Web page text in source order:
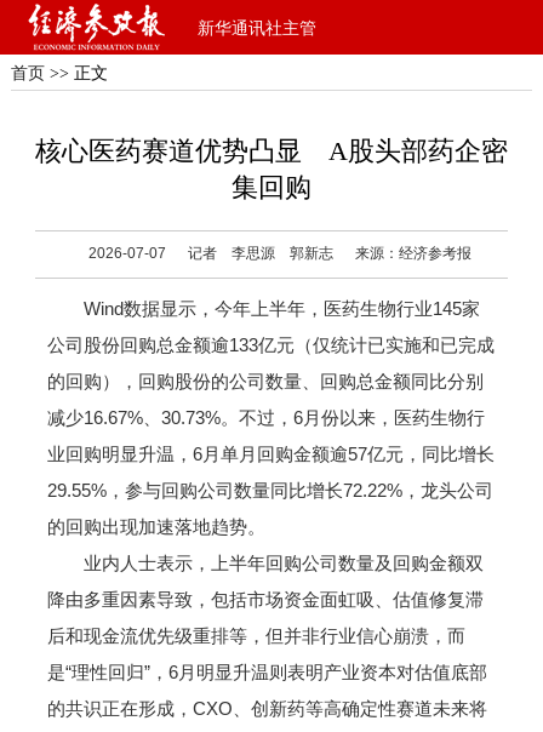
新华通讯社主管
首页 >> 正文
核心医药赛道优势凸显 A股头部药企密
集回购
2026-07-07 记者 李思源 郭新志 来源：经济参考报
Wind数据显示，今年上半年，医药生物行业145家
公司股份回购总金额逾133亿元（仅统计已实施和已完成
的回购），回购股份的公司数量、回购总金额同比分别
减少16.67%、30.73%。不过，6月份以来，医药生物行
业回购明显升温，6月单月回购金额逾57亿元，同比增长
29.55%，参与回购公司数量同比增长72.22%，龙头公司
的回购出现加速落地趋势。
业内人士表示，上半年回购公司数量及回购金额双
降由多重因素导致，包括市场资金面虹吸、估值修复滞
后和现金流优先级重排等，但并非行业信心崩溃，而
是“理性回归”，6月明显升温则表明产业资本对估值底部
的共识正在形成，CXO、创新药等高确定性赛道未来将